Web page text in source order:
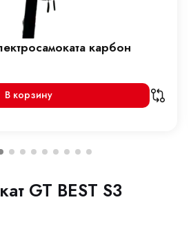
карбон
В корзину
GT BEST S3